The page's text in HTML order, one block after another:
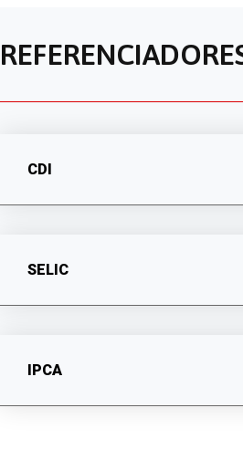
CDI
SELIC
IPCA